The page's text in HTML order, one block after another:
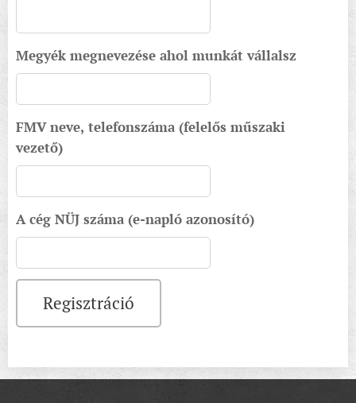
Megyék megnevezése ahol munkát vállalsz
FMV neve, telefonszáma (felelős műszaki
vezető)
A cég NÜJ száma (e-napló azonosító)
Regisztráció